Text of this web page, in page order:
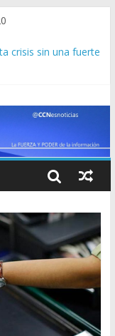
errores
crisis sin una fuerte
de Colombia